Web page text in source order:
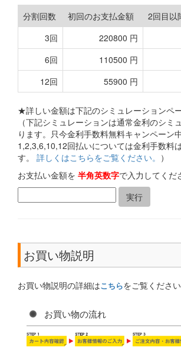
分割回数
初回のお支払金額
2回目以
3回
220800 円
6回
110500 円
12回
55900 円
★詳しい金額は下記のシミュレーションペー
（下記シミュレーションは通常金利のシミ
ります。只今金利手数料無料キャンペーン
1,2,3,6,10,12回払いについては金利手数料
す。 詳しくはこちらをご覧ください。 ）
お支払い金額を 半角英数字で入力してくだ
お買い物説明
お買い物説明の詳細はこちらをご覧ください
お買い物の流れ